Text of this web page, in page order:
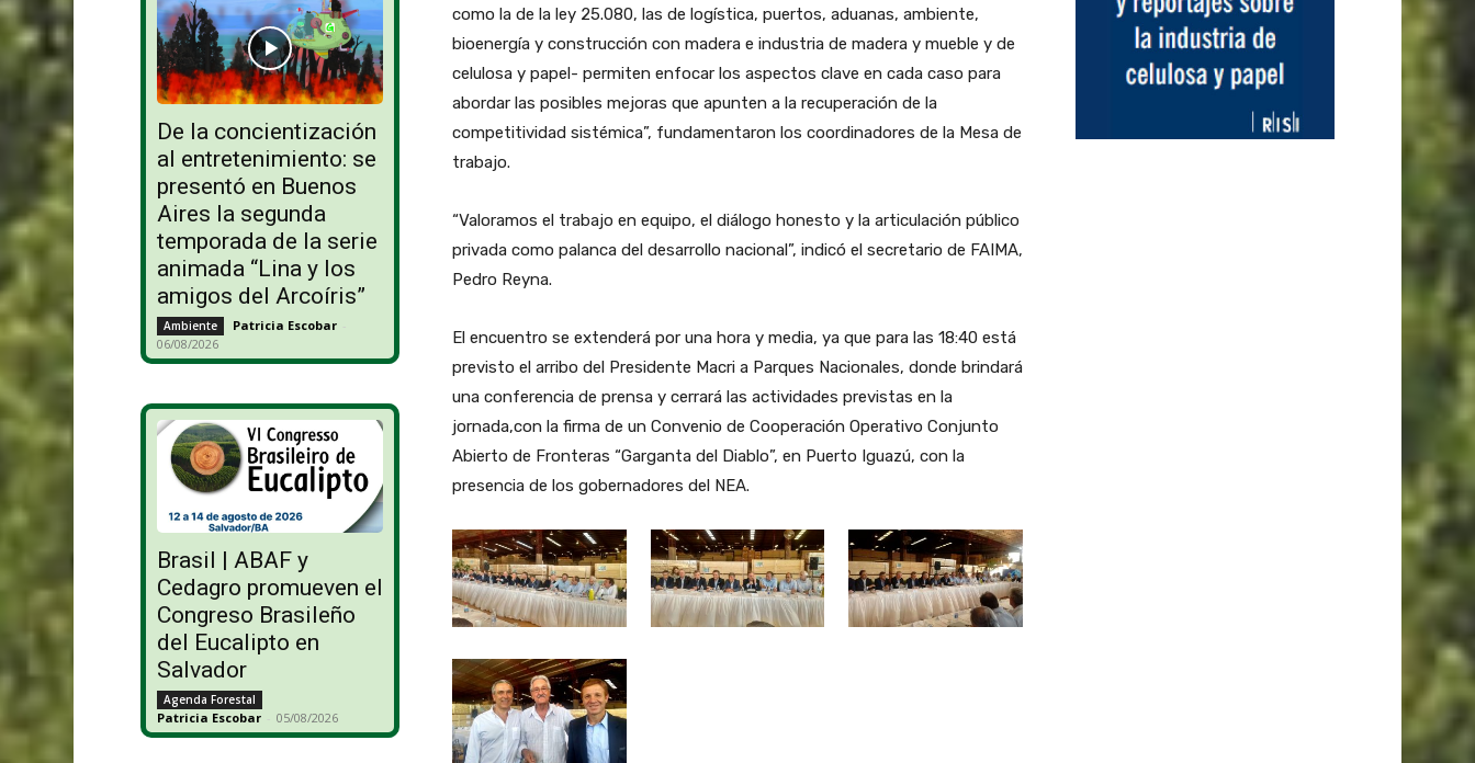
De la concientización
al entretenimiento: se
presentó en Buenos
Aires la segunda
temporada de la serie
animada “Lina y los
amigos del Arcoíris”
Ambiente Patricia Escobar -
06/08/2026
Brasil | ABAF y
Cedagro promueven el
Congreso Brasileño
del Eucalipto en
Salvador
Agenda Forestal
Patricia Escobar - 05/08/2026
como la de la ley 25.080, las de logística, puertos, aduanas, ambiente,
bioenergía y construcción con madera e industria de madera y mueble y de
celulosa y papel- permiten enfocar los aspectos clave en cada caso para
abordar las posibles mejoras que apunten a la recuperación de la
competitividad sistémica”, fundamentaron los coordinadores de la Mesa de
trabajo.
“Valoramos el trabajo en equipo, el diálogo honesto y la articulación público
privada como palanca del desarrollo nacional”, indicó el secretario de FAIMA,
Pedro Reyna.
El encuentro se extenderá por una hora y media, ya que para las 18:40 está
previsto el arribo del Presidente Macri a Parques Nacionales, donde brindará
una conferencia de prensa y cerrará las actividades previstas en la
jornada,con la firma de un Convenio de Cooperación Operativo Conjunto
Abierto de Fronteras “Garganta del Diablo”, en Puerto Iguazú, con la
presencia de los gobernadores del NEA.